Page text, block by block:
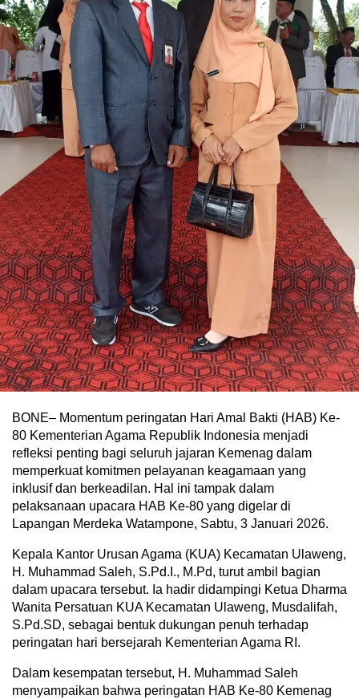
BONE– Momentum peringatan Hari Amal Bakti (HAB) Ke-
80 Kementerian Agama Republik Indonesia menjadi
refleksi penting bagi seluruh jajaran Kemenag dalam
memperkuat komitmen pelayanan keagamaan yang
inklusif dan berkeadilan. Hal ini tampak dalam
pelaksanaan upacara HAB Ke-80 yang digelar di
Lapangan Merdeka Watampone, Sabtu, 3 Januari 2026.
Kepala Kantor Urusan Agama (KUA) Kecamatan Ulaweng,
H. Muhammad Saleh, S.Pd.I., M.Pd, turut ambil bagian
dalam upacara tersebut. Ia hadir didampingi Ketua Dharma
Wanita Persatuan KUA Kecamatan Ulaweng, Musdalifah,
S.Pd.SD, sebagai bentuk dukungan penuh terhadap
peringatan hari bersejarah Kementerian Agama RI.
Dalam kesempatan tersebut, H. Muhammad Saleh
menyampaikan bahwa peringatan HAB Ke-80 Kemenag